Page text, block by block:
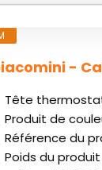
-
Tête
Produit de
Référence du
Poids du produit